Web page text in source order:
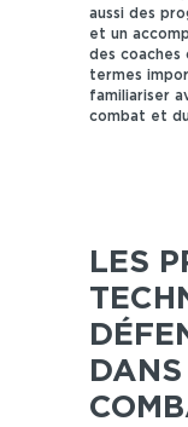
aussi des
et un
des coaches
termes
familiariser
combat et
LES